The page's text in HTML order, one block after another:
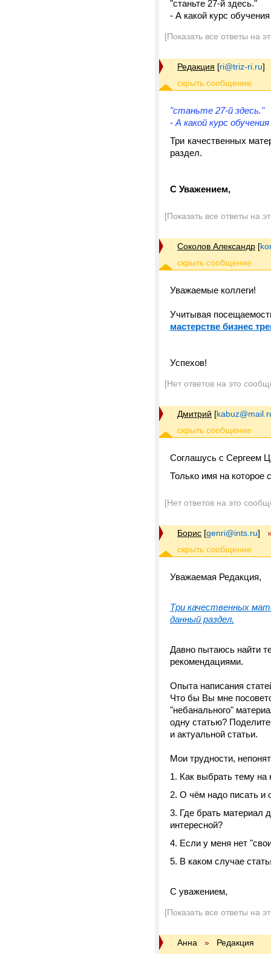
"станьте 27-й здесь."
- А какой курс
[Показать все ответы на
Редакция [ri@triz-ri.ru]
"станьте 27-й здесь."
- А какой курс
Три качественных
раздел.
С Уважением,
[Показать все ответы на
Соколов Александр [
Уважаемые коллеги!
Учитывая
мастерстве бизнес
Успехов!
[Нет ответов на это
Дмитрий [
Соглашусь с Сергеем
Только имя на которое
[Нет ответов на это
Борис [genri@ints.ru]
Уважаемая Редакция,
Три качественных
данный раздел.
Давно пытаюсь найти
рекомендациями.
Опыта написания
Что бы Вы мне
"небанального"
одну статью?
и актуальной статьи.
Мои трудности,
Как выбрать тему на
О чём надо писать и
Где брать материал
интересной?
Если у меня нет
В каком случае
С уважением,
[Показать все ответы на
Анна » Редакция